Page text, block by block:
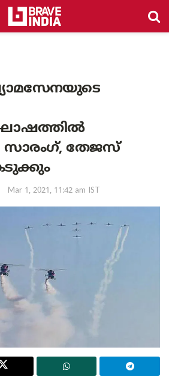
തേജസ്
Mar 1, 2021, 11:42 am IST